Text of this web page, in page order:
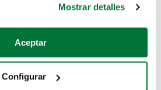
quisiéramos:
sobre su ubicación geográfica
analizándolo activamente
Mostrar detalles
Aceptar
Configurar